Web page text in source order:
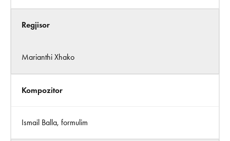
Regjisor
Marianthi Xhako
Kompozitor
Ismail Balla, formulim